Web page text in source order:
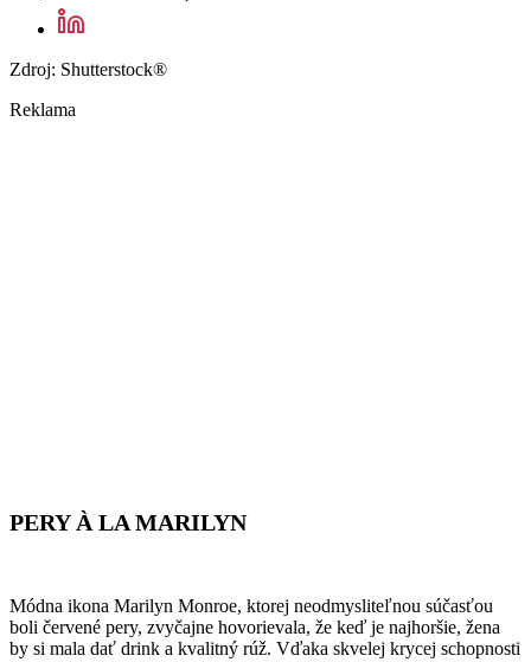
Zdroj: Shutterstock®
Reklama
PERY À LA MARILYN
Módna ikona Marilyn Monroe, ktorej neodmysliteľnou súčasťou
boli červené pery, zvyčajne hovorievala, že keď je najhoršie, žena
by si mala dať drink a kvalitný rúž. Vďaka skvelej krycej schopnosti